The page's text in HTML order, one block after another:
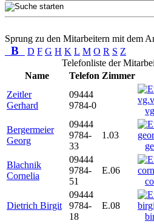
Sprung zu den Mitarbeitern mit dem
B D F G H K L M O R S Z
Telefonliste der
Name
Telefon Zimmer
Zeitler
Gerhard
09444
9784-0
Bergermeier
Georg
09444
9784-
33
1.03
Blachnik
Cornelia
09444
9784-
51
E.06
Dietrich Birgit
09444
9784-
18
E.08